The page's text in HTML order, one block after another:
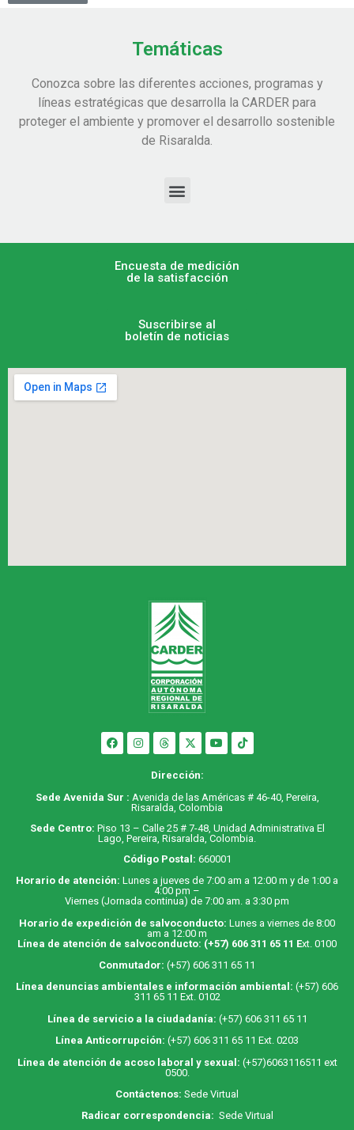
Temáticas
Conozca sobre las diferentes acciones, programas y
líneas estratégicas que desarrolla la CARDER para
proteger el ambiente y promover el desarrollo sostenible
de Risaralda.
Encuesta de medición
de la satisfacción
Suscribirse al
boletín de noticias
Dirección:
Sede Avenida Sur : Avenida de las Américas # 46-40, Pereira,
Risaralda, Colombia
Sede Centro: Piso 13 – Calle 25 # 7-48, Unidad Administrativa El
Lago, Pereira, Risaralda, Colombia.
Código Postal: 660001
Horario de atención: Lunes a jueves de 7:00 am a 12:00 m y de 1:00 a
4:00 pm –
Viernes (Jornada continua) de 7:00 am. a 3:30 pm
Horario de expedición de salvoconducto: Lunes a viernes de 8:00
am a 12:00 m
Línea de atención de salvoconducto: (+57) 606 311 65 11 Ext. 0100
Conmutador: (+57) 606 311 65 11
Línea denuncias ambientales e información ambiental: (+57) 606
311 65 11 Ext. 0102
Línea de servicio a la ciudadanía: (+57) 606 311 65 11
Línea Anticorrupción: (+57) 606 311 65 11 Ext. 0203
Línea de atención de acoso laboral y sexual: (+57)6063116511 ext
0500.
Contáctenos: Sede Virtual
Radicar correspondencia: Sede Virtual